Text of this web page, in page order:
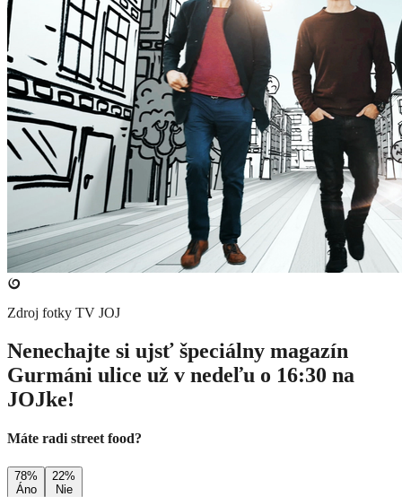
Zdroj fotky TV JOJ
Nenechajte si ujsť špeciálny magazín
Gurmáni ulice už v nedeľu o 16:30 na
JOJke!
Máte radi street food?
78%
Áno
22%
Nie